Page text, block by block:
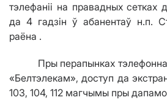
тэлефаніі на правадных сетках
да 4 гадзiн ў абанентаў н.п.
раёна .
Пры перапынках тэлефоннай
«Белтэлекам», доступ да
103, 104, 112 магчымы пры